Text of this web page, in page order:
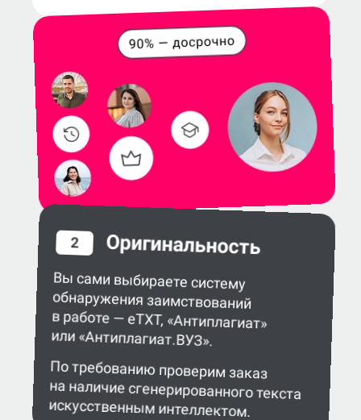
2 Оригинальность
Вы сами выбираете систему
обнаружения заимствований
в работе — eTXT, «Антиплагиат»
или «Антиплагиат.ВУЗ».
По требованию проверим заказ
на наличие сгенерированного текста
искусственным интеллектом.